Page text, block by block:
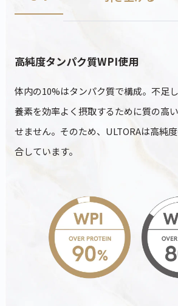
高純度タンパク質WPI使用
体内の10%はタンパク質で構成。不足
養素を効率よく摂取するために質の高
せません。そのため、ULTORAは高純
合しています。